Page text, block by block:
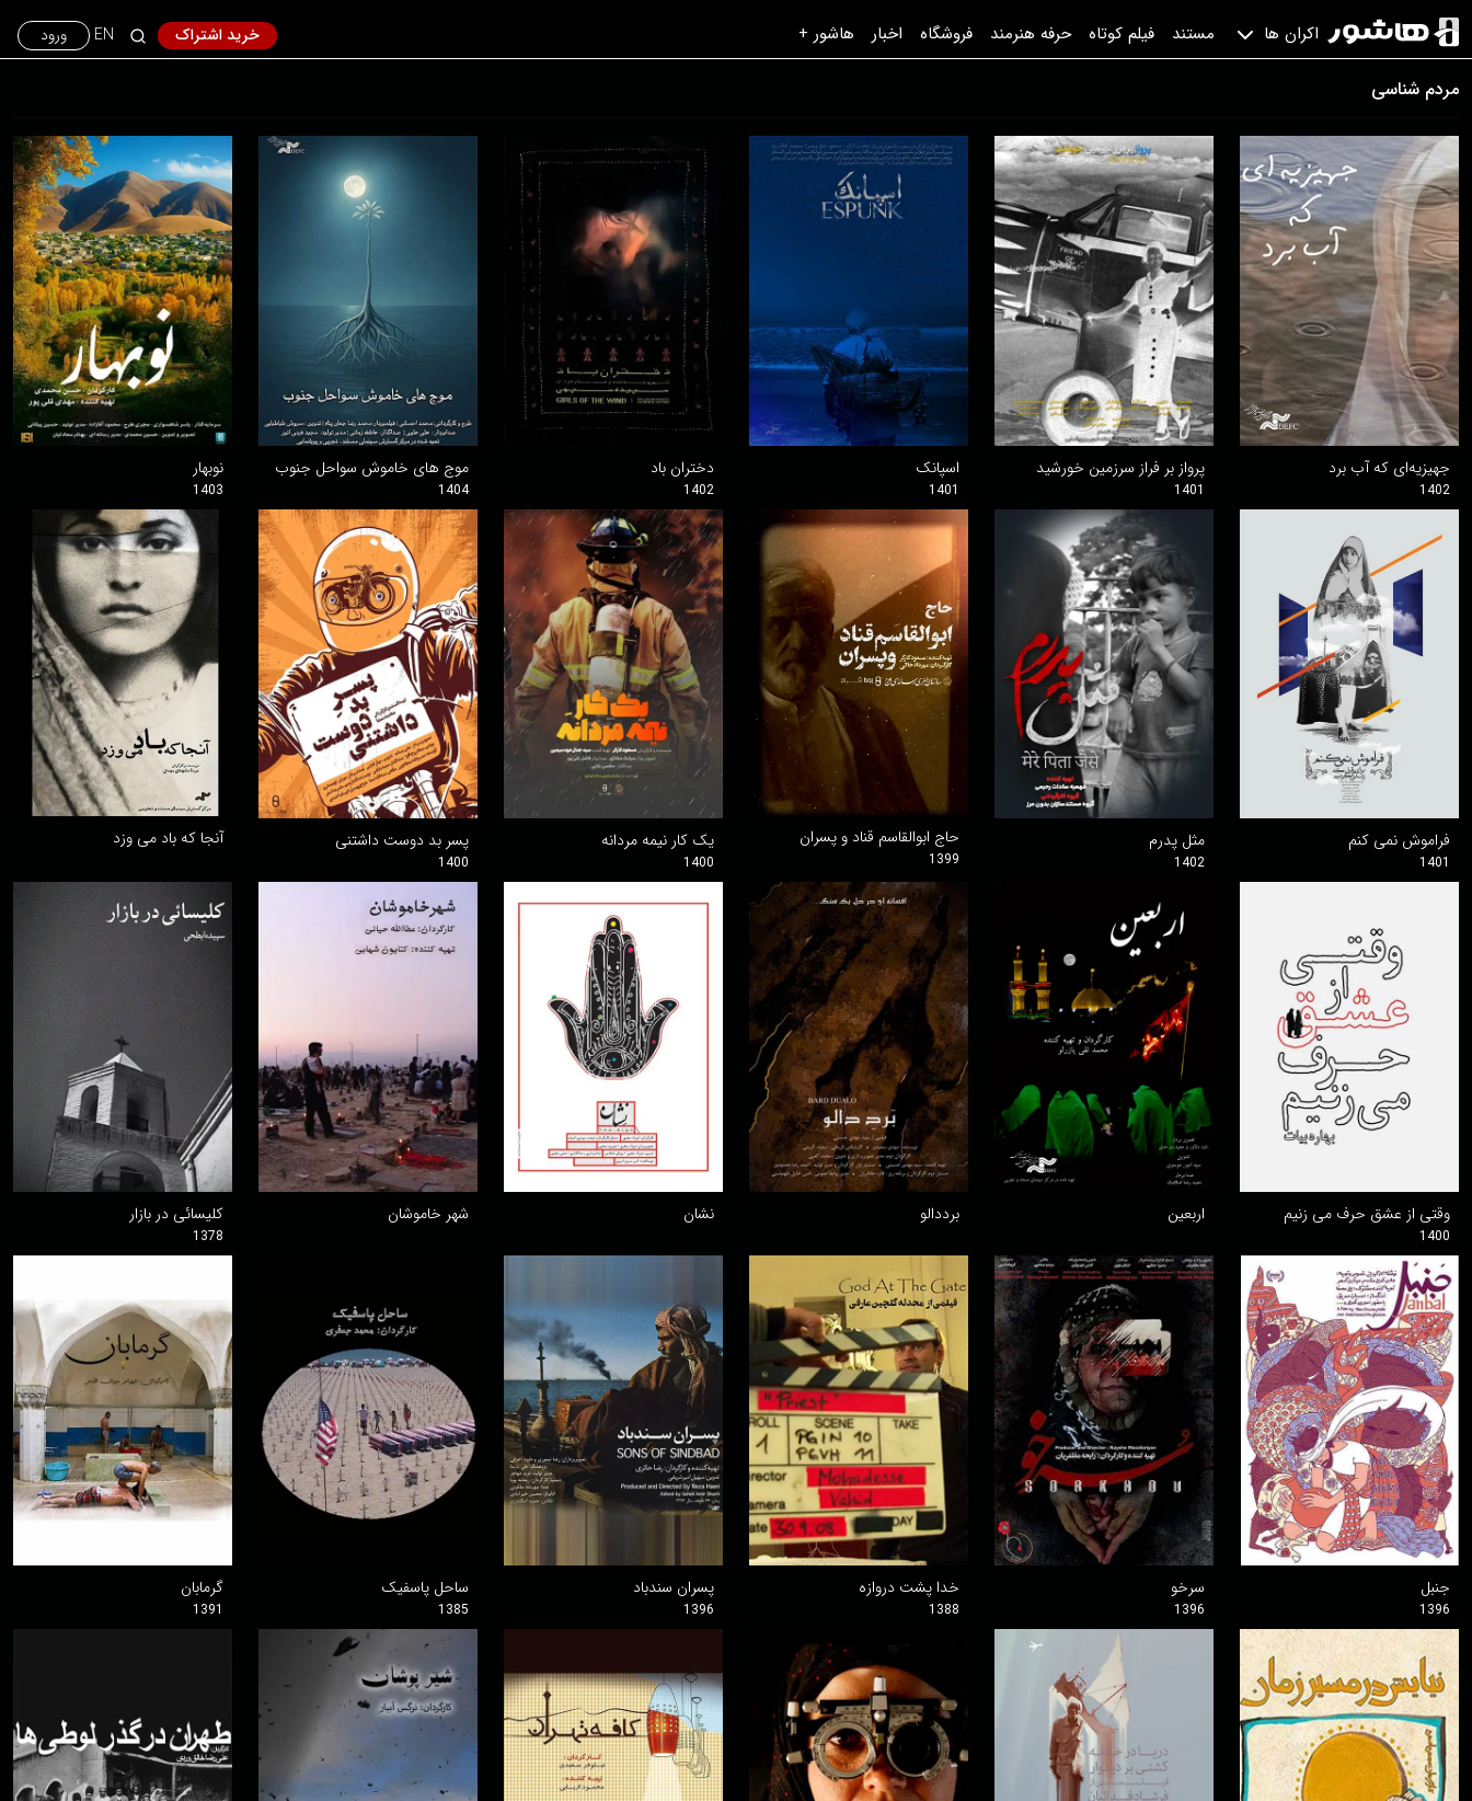
اکران ها مستند فیلم کوتاه حرفه هنرمند فروشگاه اخبار هاشور + خرید اشتراک EN ورود
مردم شناسی
جهیزیه‌ای که آب برد
1402
پرواز بر فراز سرزمین خورشید
1401
اسپانک
1401
دختران باد
1402
موج های خاموش سواحل جنوب
1404
نوبهار
1403
فراموش نمی کنم
1401
مثل پدرم
1402
حاج ابوالقاسم قناد و پسران
1399
یک کار نیمه مردانه
1400
پسر بد دوست داشتنی
1400
آنجا که باد می وزد
وقتی از عشق حرف می زنیم
1400
اربعین برددالو نشان شهر خاموشان کلیسائی در بازار
1378
جنبل
1396
سرخو
1396
خدا پشت دروازه
1388
پسران سندباد
1396
ساحل پاسفیک
1385
گرمابان
1391